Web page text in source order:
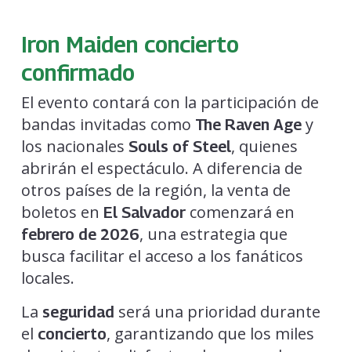
Iron Maiden concierto
confirmado
El evento contará con la participación de
bandas invitadas como The Raven Agey
los nacionales Souls of Steel, quienes
abrirán el espectáculo. A diferencia de
otros países de la región, la venta de
boletos en El Salvadorcomenzará en
febrero de 2026, una estrategia que
busca facilitar el acceso a los fanáticos
locales.
La seguridad será una prioridad durante
el concierto, garantizando que los miles